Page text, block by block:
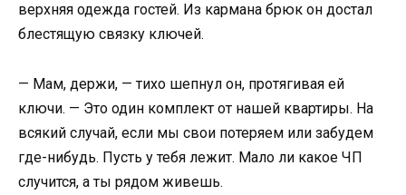
верхняя одежда гостей. Из кармана брюк он достал
блестящую связку ключей.
— Мам, держи, — тихо шепнул он, протягивая ей
ключи. — Это один комплект от нашей квартиры. На
всякий случай, если мы свои потеряем или забудем
где-нибудь. Пусть у тебя лежит. Мало ли какое ЧП
случится, а ты рядом живешь.